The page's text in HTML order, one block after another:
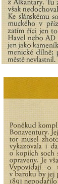
v parku Na
sloup na
Budějovicích
Husově třídě v
Na
stoky v Českých
Ferrerského na
v Českých